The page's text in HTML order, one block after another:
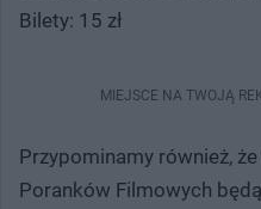
Bilety: 15 zł
MIEJSCE NA TWOJĄ
Przypominamy również,
Poranków Filmowych